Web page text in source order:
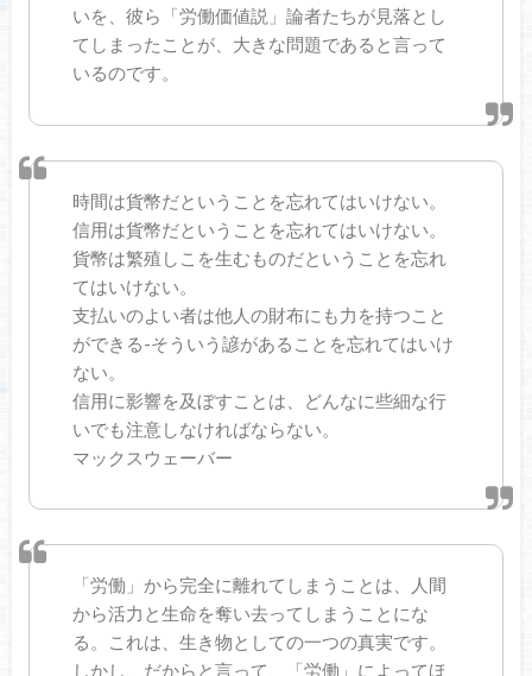
いを、彼ら「労働価値説」論者たちが見落とし
てしまったことが、大きな問題であると言って
いるのです。
時間は貨幣だということを忘れてはいけない。
信用は貨幣だということを忘れてはいけない。
貨幣は繁殖しこを生むものだということを忘れ
てはいけない。
支払いのよい者は他人の財布にも力を持つこと
ができる-そういう諺があることを忘れてはいけ
ない。
信用に影響を及ぼすことは、どんなに些細な行
いでも注意しなければならない。
マックスウェーバー
「労働」から完全に離れてしまうことは、人間
から活力と生命を奪い去ってしまうことにな
る。これは、生き物としての一つの真実です。
しかし、だからと言って、「労働」によってほ